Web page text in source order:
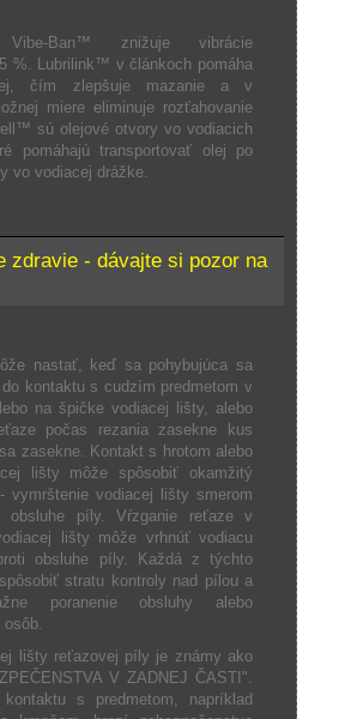
Vibe-Ban™ znižuje vibrácie
%. Lubrilink™ v článkoch pomáha
čím zlepšuje mazanie a v
miere eliminuje rozťahovanie
sú olejové otvory vo vodiacich
pomáhajú transportovať olej po
vo vodiacej drážke.
zdravie - dávajte si pozor na
nastať, keď sa pohybujúca sa
kontaktu s cudzím predmetom v
na špičke vodiacej lišty, alebo
počas rezania zasekne kus
zasekne. Kontakt s hrotom alebo
lišty môže spôsobiť okamžitý
vymrštenie vodiacej lišty smerom
obsluhe píly. Vŕzganie reťaze v
lišty môže vrhnúť vodiacu
obsluhe píly. Každá z týchto
stratu kontroly nad pílou a
poranenie obsluhy alebo
lišty reťazovej píly je známy ako
V ZADNEJ ČASTI".
s predmetom, napríklad